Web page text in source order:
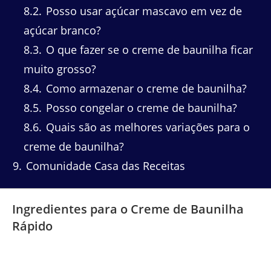
8.2 Posso usar açúcar mascavo em vez de
açúcar branco?
8.3 O que fazer se o creme de baunilha ficar
muito grosso?
8.4 Como armazenar o creme de baunilha?
8.5 Posso congelar o creme de baunilha?
8.6 Quais são as melhores variações para o
creme de baunilha?
9 Comunidade Casa das Receitas
Ingredientes para o Creme de Baunilha
Rápido